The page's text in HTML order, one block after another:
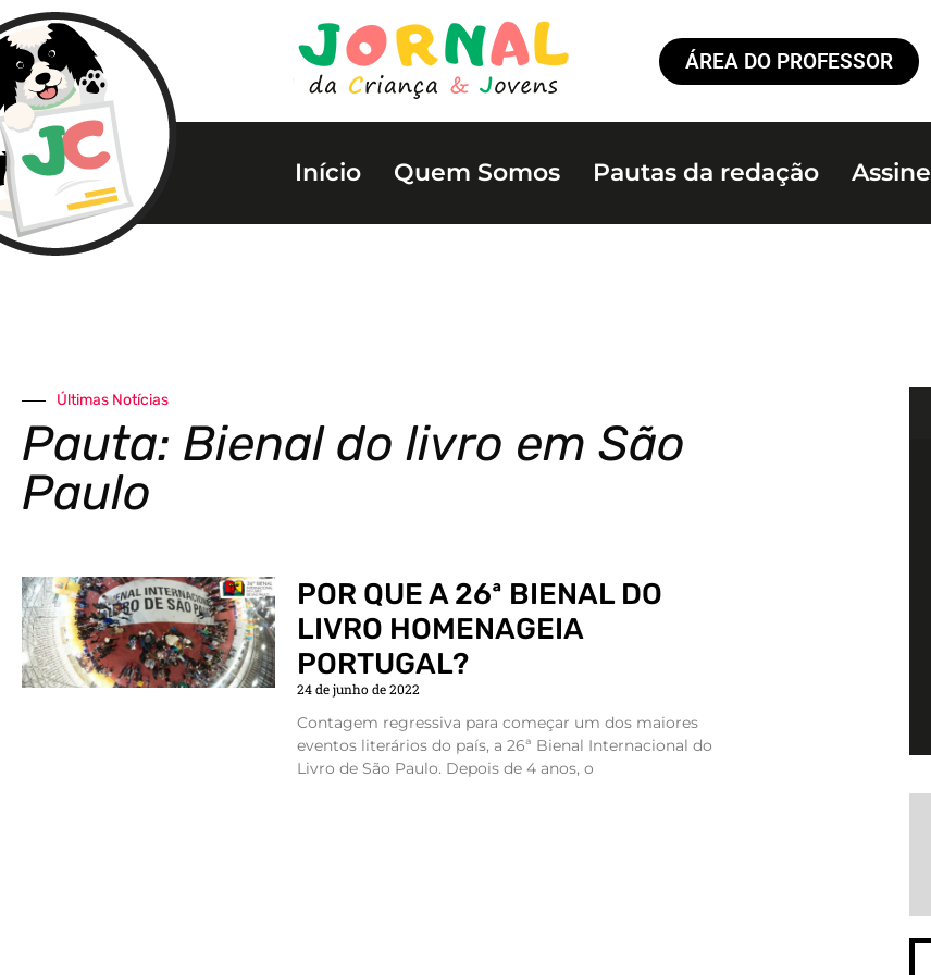
ÁREA DO PROFESSOR
Início Quem Somos Pautas da redação Assine
Últimas Notícias
Pauta: Bienal do livro em São
Paulo
POR QUE A 26ª BIENAL DO
LIVRO HOMENAGEIA
PORTUGAL?
24 de junho de 2022
Contagem regressiva para começar um dos maiores
eventos literários do país, a 26ª Bienal Internacional do
Livro de São Paulo. Depois de 4 anos, o